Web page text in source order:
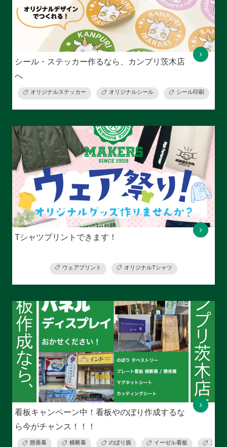
シール・ステッカー作るなら、カンプリ茨木店
へ
オリジナルステッカー オリジナルシール シール印刷
Tシャツプリントできます！
ウェアプリント オリジナルTシャツ
看板キャンペーン中！看板やのぼり作成するな
ら今がチャンス！！！
懸垂幕 横断幕 のぼり旗 イーゼル看板 スタ